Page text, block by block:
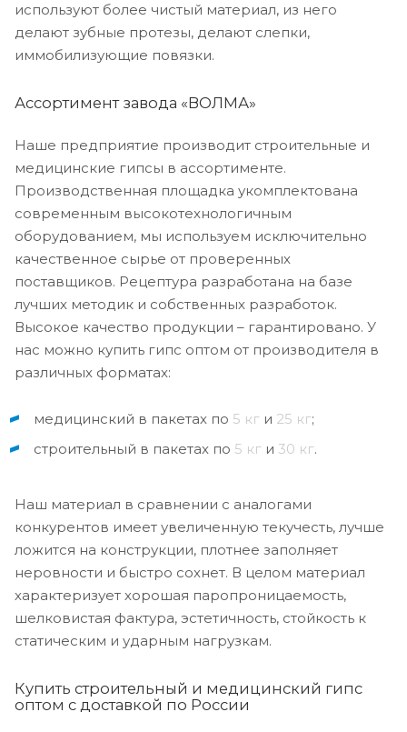
используют более чистый материал, из него
делают зубные протезы, делают слепки,
иммобилизующие повязки.
Ассортимент завода «ВОЛМА»
Наше предприятие производит строительные и
медицинские гипсы в ассортименте.
Производственная площадка укомплектована
современным высокотехнологичным
оборудованием, мы используем исключительно
качественное сырье от проверенных
поставщиков. Рецептура разработана на базе
лучших методик и собственных разработок.
Высокое качество продукции – гарантировано. У
нас можно купить гипс оптом от производителя в
различных форматах:
медицинский в пакетах по 5 кг и 25 кг;
строительный в пакетах по 5 кг и 30 кг.
Наш материал в сравнении с аналогами
конкурентов имеет увеличенную текучесть, лучше
ложится на конструкции, плотнее заполняет
неровности и быстро сохнет. В целом материал
характеризует хорошая паропроницаемость,
шелковистая фактура, эстетичность, стойкость к
статическим и ударным нагрузкам.
Купить строительный и медицинский гипс
оптом с доставкой по России